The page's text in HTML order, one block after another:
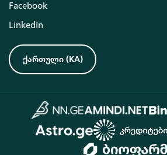
Facebook
LinkedIn
ქართული (KA)